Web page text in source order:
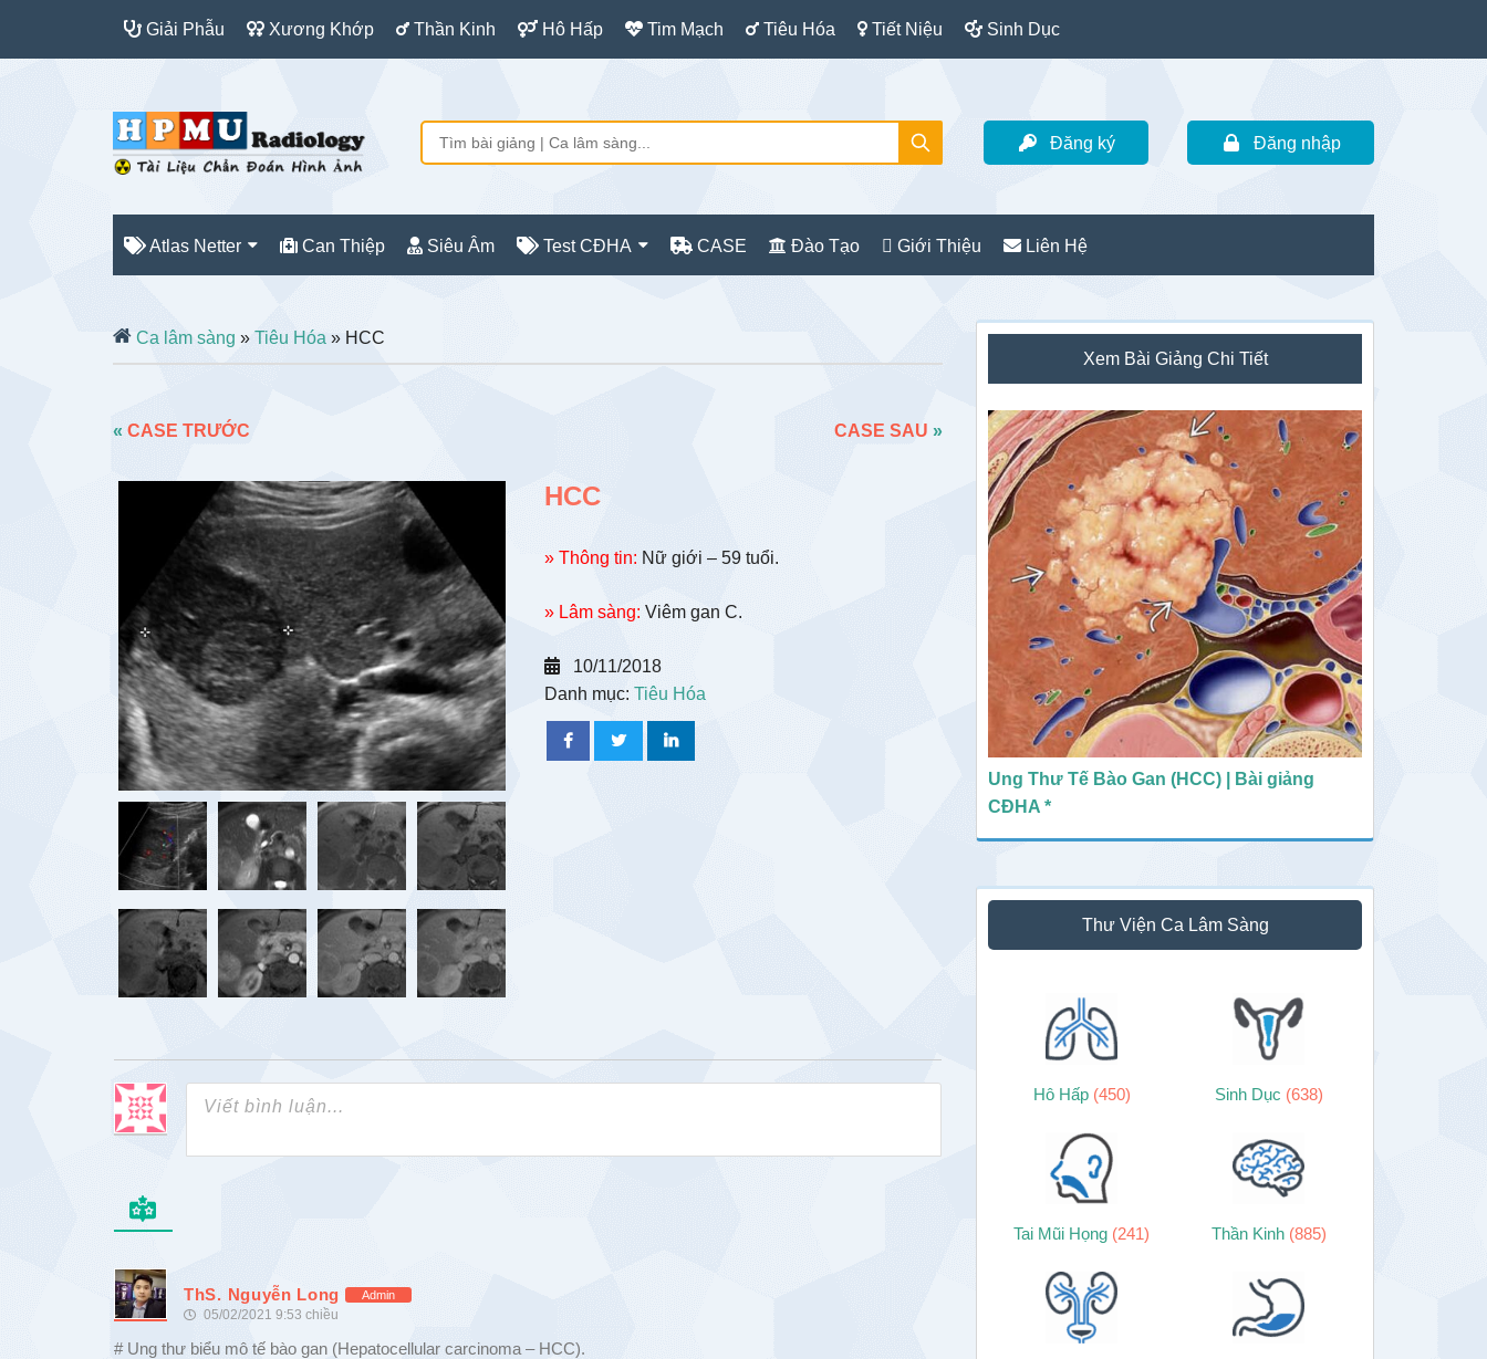
Giải Phẫu Xương Khớp Thần Kinh Hô Hấp Tim Mạch Tiêu Hóa Tiết Niệu Sinh Dục
Đăng ký Đăng nhập
Atlas Netter Can Thiệp Siêu Âm Test CĐHA CASE Đào Tạo Giới Thiệu Liên Hệ
Ca lâm sàng » Tiêu Hóa » HCC
« CASE TRƯỚC CASE SAU »
HCC
» Thông tin: Nữ giới – 59 tuổi.
» Lâm sàng: Viêm gan C.
10/11/2018
Danh mục: Tiêu Hóa
ThS. Nguyễn Long Admin
05/02/2021 9:53 chiều
# Ung thư biểu mô tế bào gan (Hepatocellular carcinoma – HCC).
Sidebar
chính
Xem Bài Giảng Chi Tiết
Ung Thư Tế Bào Gan (HCC) | Bài giảng
CĐHA *
Thư Viện Ca Lâm Sàng
Hô Hấp (450) Sinh Dục (638)
Tai Mũi Họng (241) Thần Kinh (885)